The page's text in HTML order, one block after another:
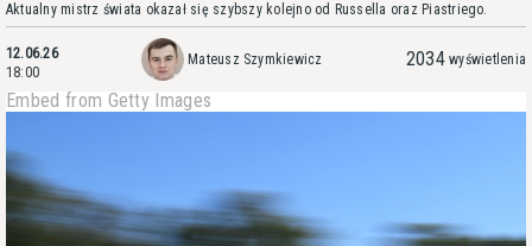
Aktualny mistrz świata okazał się szybszy kolejno od Russella oraz Piastriego.
12.06.26
18:00
Mateusz Szymkiewicz 2034 wyświetlenia
Embed from Getty Images